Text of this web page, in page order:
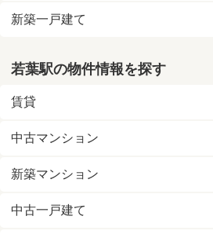
新築一戸建て
若葉駅の物件情報を探す
賃貸
中古マンション
新築マンション
中古一戸建て